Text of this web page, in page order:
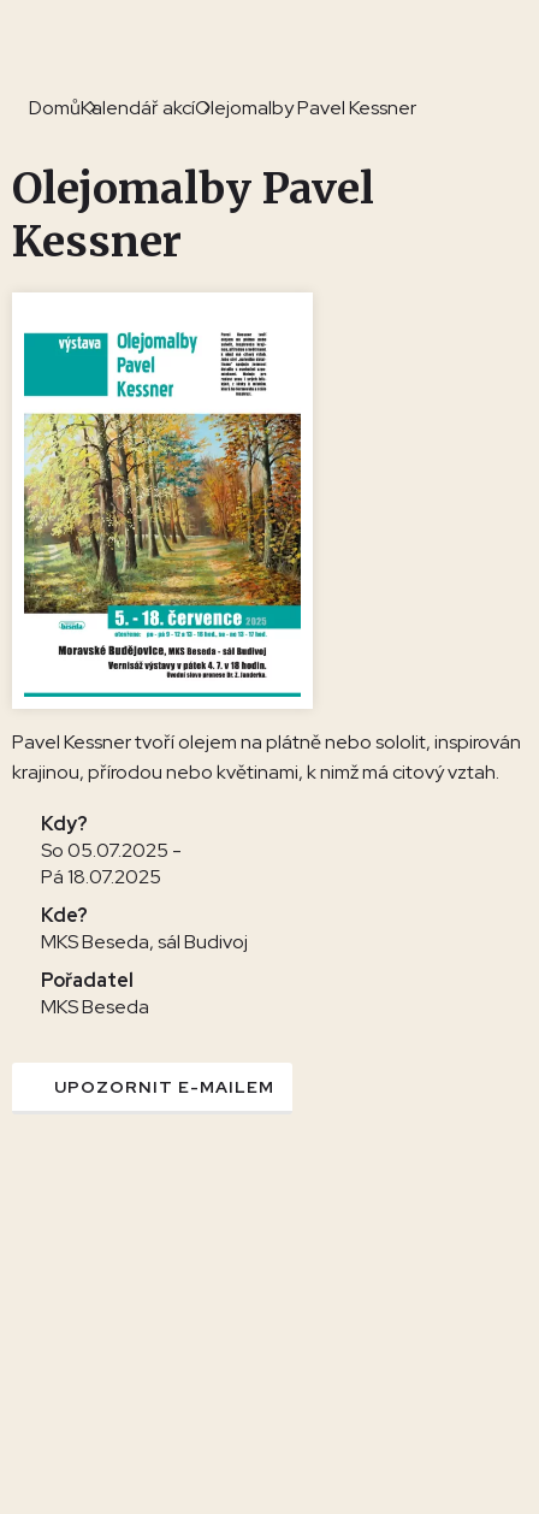
DomůKalendář akcíOlejomalby Pavel Kessner
Olejomalby Pavel
Kessner
Pavel Kessner tvoří olejem na plátně nebo sololit, inspirován
krajinou, přírodou nebo květinami, k nimž má citový vztah.
Kdy?
So 05.07.2025 -
Pá 18.07.2025
Kde?
MKS Beseda, sál Budivoj
Pořadatel
MKS Beseda
UPOZORNIT E-MAILEM